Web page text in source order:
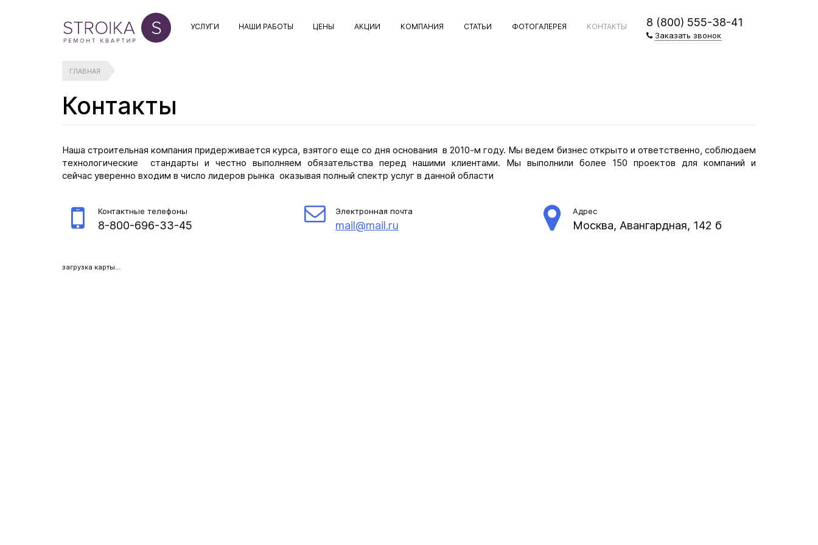
УСЛУГИ НАШИ РАБОТЫ ЦЕНЫ АКЦИИ КОМПАНИЯ СТАТЬИ ФОТОГАЛЕРЕЯ КОНТАКТЫ 8 (800) 555-38-41
Заказать звонок
ГЛАВНАЯ
Контакты
Наша строительная компания придерживается курса, взятого еще со дня основания в 2010-м году. Мы ведем бизнес открыто и ответственно, соблюдаем
технологические стандарты и честно выполняем обязательства перед нашими клиентами. Мы выполнили более 150 проектов для компаний и
сейчас уверенно входим в число лидеров рынка оказывая полный спектр услуг в данной области
Контактные телефоны
8-800-696-33-45
Электронная почта
mail@mail.ru
Адрес
Москва, Авангардная, 142 б
загрузка карты...